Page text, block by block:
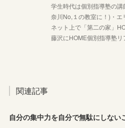
学生時代は個別指導塾の
奈川No,１の教室に！)・
ネット上で「第二の家」
藤沢にHOME個別指導塾リ
関連記事
自分の集中力を自分で無駄にしない